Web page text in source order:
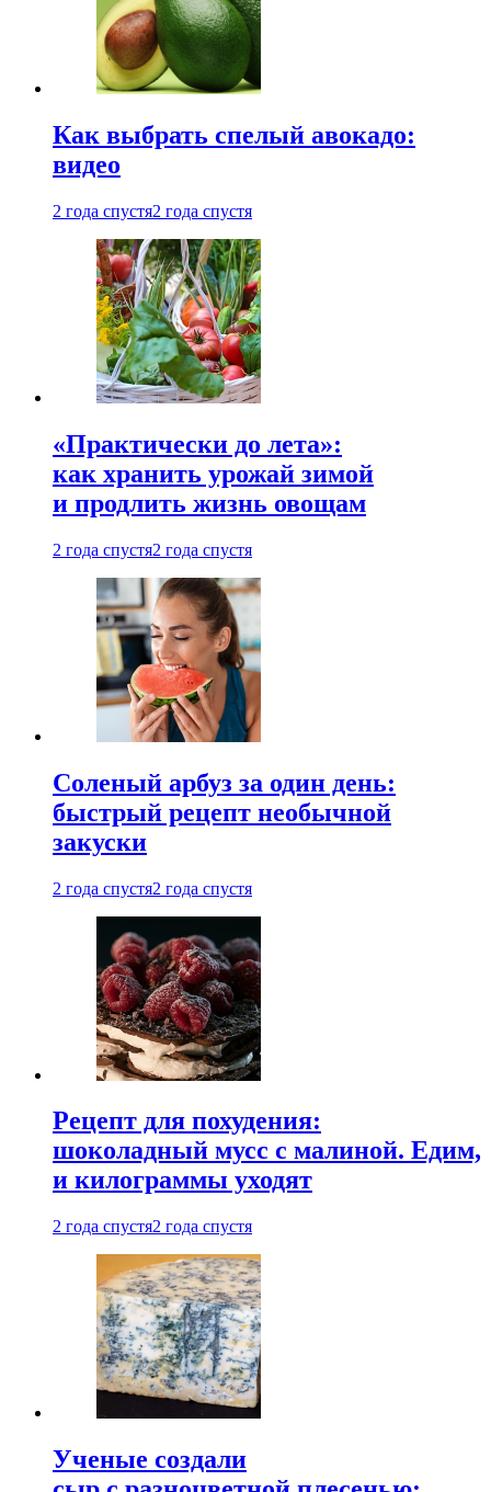
Как выбрать спелый авокадо:
видео
2 года спустя2 года спустя
«Практически до лета»:
как хранить урожай зимой
и продлить жизнь овощам
2 года спустя2 года спустя
Соленый арбуз за один день:
быстрый рецепт необычной
закуски
2 года спустя2 года спустя
Рецепт для похудения:
шоколадный мусс с малиной. Едим,
и килограммы уходят
2 года спустя2 года спустя
Ученые создали